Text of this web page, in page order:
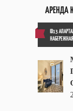
АРЕНДА
ID13